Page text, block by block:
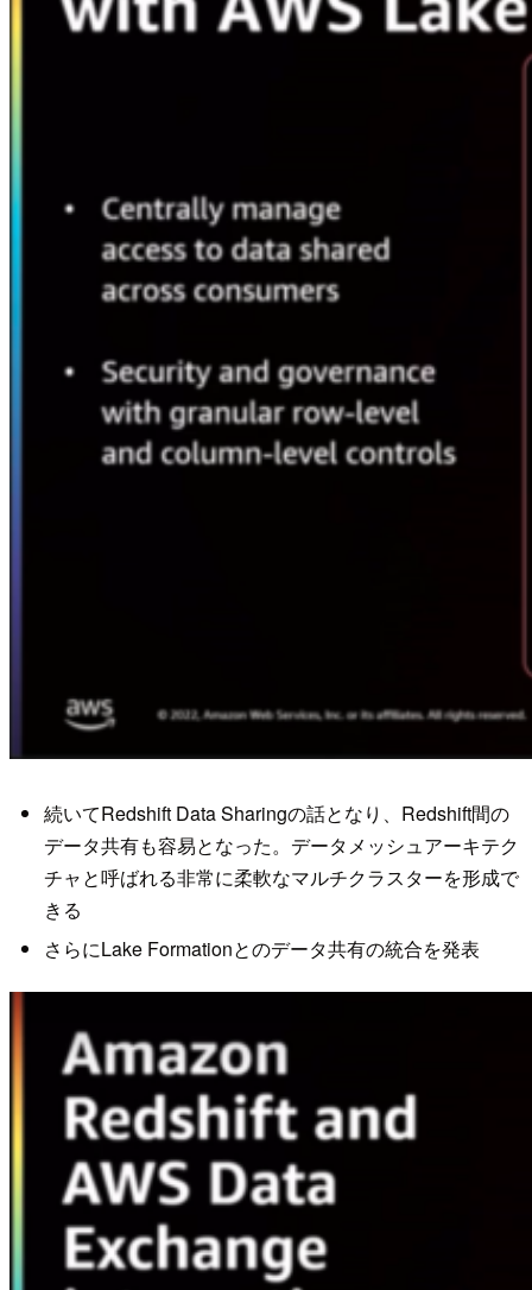
続いてRedshift Data Sharingの話となり、Redshift間の
データ共有も容易となった。データメッシュアーキテク
チャと呼ばれる非常に柔軟なマルチクラスターを形成で
きる
さらにLake Formationとのデータ共有の統合を発表